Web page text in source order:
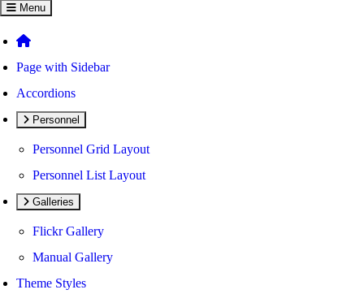
Menu
Page with Sidebar
Accordions
Personnel
Personnel Grid Layout
Personnel List Layout
Galleries
Flickr Gallery
Manual Gallery
Theme Styles